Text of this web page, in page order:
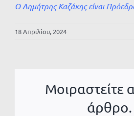
Ο Δημήτρης Καζάκης είναι
18 Απριλίου, 2024
Μοιραστείτε
άρθρο.